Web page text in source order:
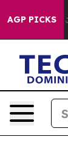
AGP PICKS
it Didn’t